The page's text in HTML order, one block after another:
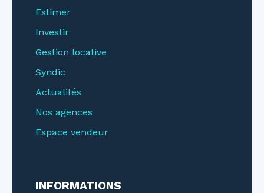
Estimer
Investir
Gestion locative
Syndic
Actualités
Nos agences
Espace vendeur
INFORMATIONS